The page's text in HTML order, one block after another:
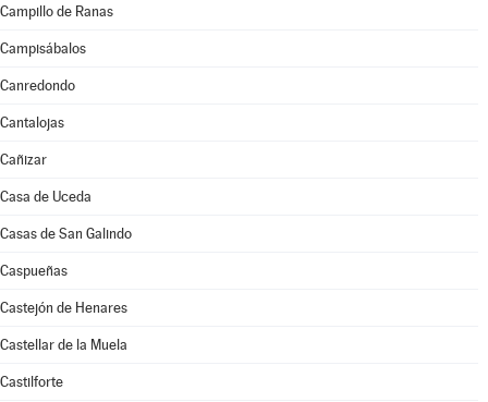
Campillo de Ranas
Campisábalos
Canredondo
Cantalojas
Cañizar
Casa de Uceda
Casas de San Galindo
Caspueñas
Castejón de Henares
Castellar de la Muela
Castilforte